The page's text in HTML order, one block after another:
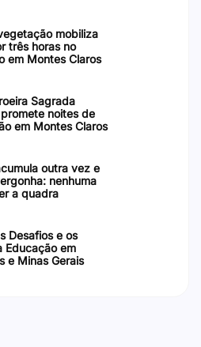
mobiliza
três horas no
em Montes Claros
Sagrada
noites de
em Montes Claros
outra vez e
nenhuma
a quadra
Desafios e os
Educação em
e Minas Gerais